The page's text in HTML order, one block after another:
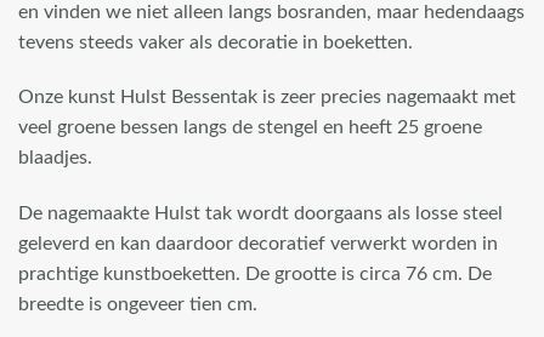
en vinden we niet alleen langs bosranden, maar hedendaags
tevens steeds vaker als decoratie in boeketten.
Onze kunst Hulst Bessentak is zeer precies nagemaakt met
veel groene bessen langs de stengel en heeft 25 groene
blaadjes.
De nagemaakte Hulst tak wordt doorgaans als losse steel
geleverd en kan daardoor decoratief verwerkt worden in
prachtige kunstboeketten. De grootte is circa 76 cm. De
breedte is ongeveer tien cm.